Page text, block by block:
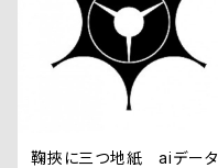
鞠挾に三つ地紙 aiデータ